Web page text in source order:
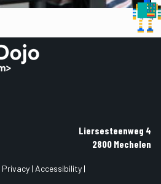
Liersesteenweg 4
2800 Mechelen
Privacy | Accessibility |